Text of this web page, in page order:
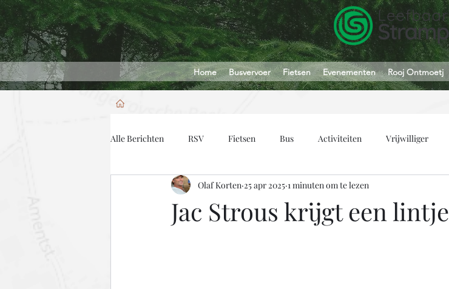
Home Busvervoer Fietsen Evenementen Rooj Ontmoetj
Alle Berichten RSV Fietsen Bus Activiteiten Vrijwilliger
Jac Strous krijgt een lintje
Olaf Korten 25 apr 2025 1 minuten om te lezen